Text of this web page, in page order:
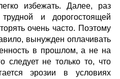
избежать. Далее, раз
и дорогостоящей
очень часто. Поэтому
вынужден оплачивать
в прошлом, а не на
следует не только то, что
эрозии в условиях